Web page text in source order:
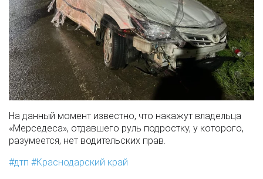
На данный момент известно, что накажут владельца
«Мерседеса», отдавшего руль подростку, у которого,
разумеется, нет водительских прав.
дтп
Краснодарский край